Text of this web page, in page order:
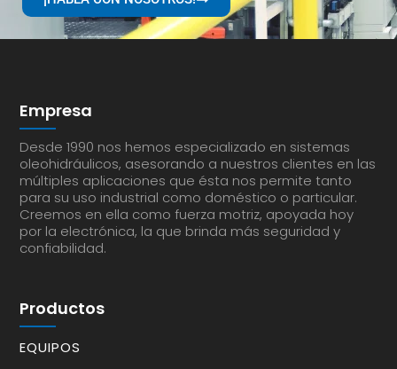
Empresa
Desde 1990 nos hemos especializado en sistemas
oleohidráulicos, asesorando a nuestros clientes en las
múltiples aplicaciones que ésta nos permite tanto
para su uso industrial como doméstico o particular.
Creemos en ella como fuerza motriz, apoyada hoy
por la electrónica, la que brinda más seguridad y
confiabilidad.
Productos
EQUIPOS